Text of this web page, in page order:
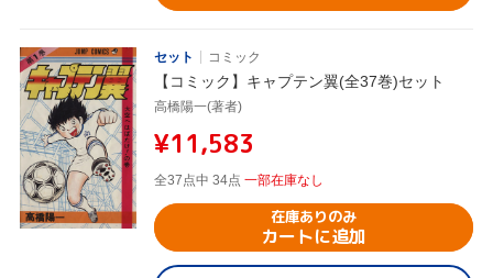
セット コミック
【コミック】キャプテン翼(全37巻)セット
高橋陽一(著者)
¥11,583
全37点中 34点 一部在庫なし
在庫ありのみ
カートに追加